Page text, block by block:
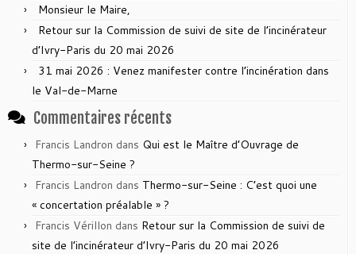
Monsieur le Maire,
Retour sur la Commission de suivi de site de l’incinérateur
d’Ivry-Paris du 20 mai 2026
31 mai 2026 : Venez manifester contre l’incinération dans
le Val-de-Marne
Commentaires récents
Francis Landron dans Qui est le Maître d’Ouvrage de
Thermo-sur-Seine ?
Francis Landron dans Thermo-sur-Seine : C’est quoi une
« concertation préalable » ?
Francis Vérillon dans Retour sur la Commission de suivi de
site de l’incinérateur d’Ivry-Paris du 20 mai 2026